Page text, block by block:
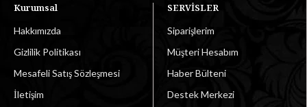
Kurumsal
Hakkımızda
Gizlilik Politikası
Mesafeli Satış Sözleşmesi
İletişim
SERVİSLER
Siparişlerim
Müşteri Hesabım
Haber Bülteni
Destek Merkezi